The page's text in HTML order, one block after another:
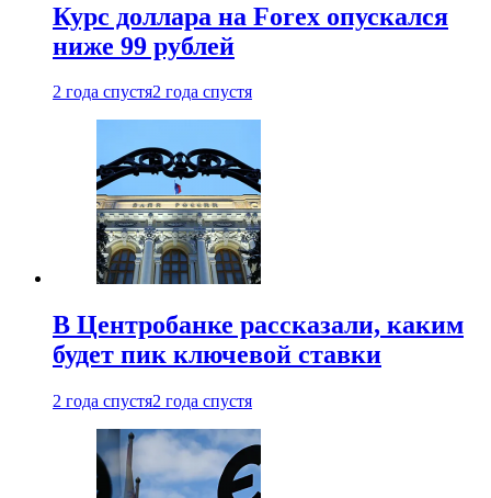
Курс доллара на Forex опускался
ниже 99 рублей
2 года спустя2 года спустя
В Центробанке рассказали, каким
будет пик ключевой ставки
2 года спустя2 года спустя